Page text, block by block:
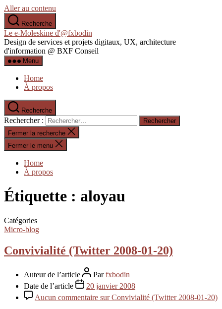
Aller au contenu
Recherche
Le e-Moleskine d'@fxbodin
Design de services et projets digitaux, UX, architecture
d'information @ BXF Conseil
Menu
Home
À propos
Recherche
Rechercher :
Fermer la recherche
Fermer le menu
Home
À propos
Étiquette : aloyau
Catégories
Micro-blog
Convivialité (Twitter 2008-01-20)
Auteur de l’article Parfxbodin
Date de l’article
20 janvier 2008
Aucun commentaire sur Convivialité (Twitter 2008-01-20)